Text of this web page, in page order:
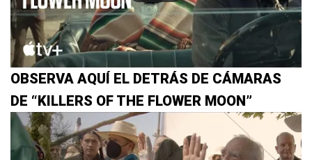
OBSERVA AQUÍ EL DETRÁS DE CÁMARAS
DE “KILLERS OF THE FLOWER MOON”